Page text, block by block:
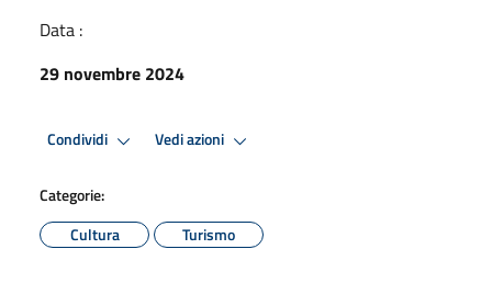
Data :
29 novembre 2024
Condividi Vedi azioni
Categorie:
Cultura
Turismo